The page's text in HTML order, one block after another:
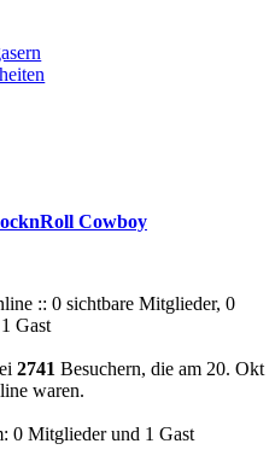
Cowboy
:: 0 sichtbare Mitglieder, 0
Gast
2741 Besuchern, die am 20. Okt
waren.
0 Mitglieder und 1 Gast